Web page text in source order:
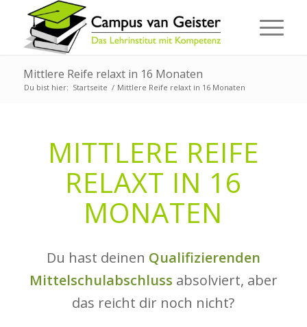
Mittlere Reife relaxt in 16 Monaten
Du bist hier: Startseite / Mittlere Reife relaxt in 16 Monaten
MITTLERE REIFE
RELAXT IN 16
MONATEN
Du hast deinen Qualifizierenden
Mittelschulabschluss absolviert, aber
das reicht dir noch nicht?